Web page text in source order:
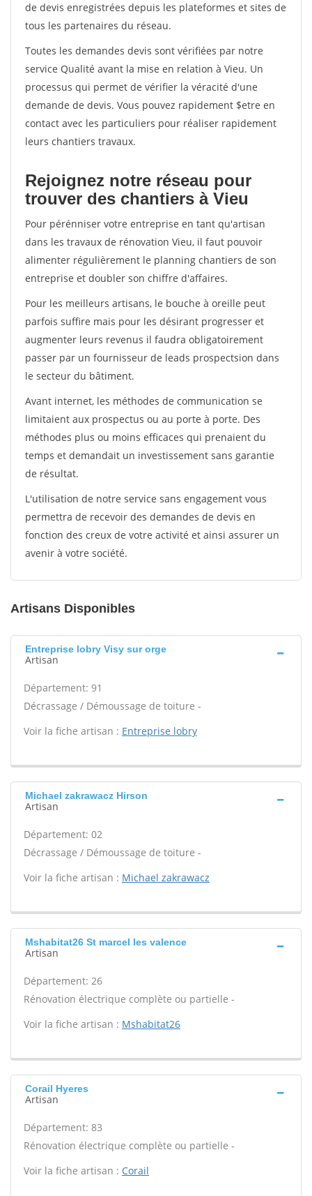
de devis enregistrées depuis les plateformes et sites de
tous les partenaires du réseau.
Toutes les demandes devis sont vérifiées par notre
service Qualité avant la mise en relation à Vieu. Un
processus qui permet de vérifier la véracité d'une
demande de devis. Vous pouvez rapidement $etre en
contact avec les particuliers pour réaliser rapidement
leurs chantiers travaux.
Rejoignez notre réseau pour
trouver des chantiers à Vieu
Pour pérénniser votre entreprise en tant qu'artisan
dans les travaux de rénovation Vieu, il faut pouvoir
alimenter régulièrement le planning chantiers de son
entreprise et doubler son chiffre d'affaires.
Pour les meilleurs artisans, le bouche à oreille peut
parfois suffire mais pour les désirant progresser et
augmenter leurs revenus il faudra obligatoirement
passer par un fournisseur de leads prospectsion dans
le secteur du bâtiment.
Avant internet, les méthodes de communication se
limitaient aux prospectus ou au porte à porte. Des
méthodes plus ou moins efficaces qui prenaient du
temps et demandait un investissement sans garantie
de résultat.
L'utilisation de notre service sans engagement vous
permettra de recevoir des demandes de devis en
fonction des creux de votre activité et ainsi assurer un
avenir à votre société.
Artisans Disponibles
Entreprise lobry Visy sur orge
Artisan
Département: 91
Décrassage / Démoussage de toiture -
Voir la fiche artisan : Entreprise lobry
Michael zakrawacz Hirson
Artisan
Département: 02
Décrassage / Démoussage de toiture -
Voir la fiche artisan : Michael zakrawacz
Mshabitat26 St marcel les valence
Artisan
Département: 26
Rénovation électrique complète ou partielle -
Voir la fiche artisan : Mshabitat26
Corail Hyeres
Artisan
Département: 83
Rénovation électrique complète ou partielle -
Voir la fiche artisan : Corail